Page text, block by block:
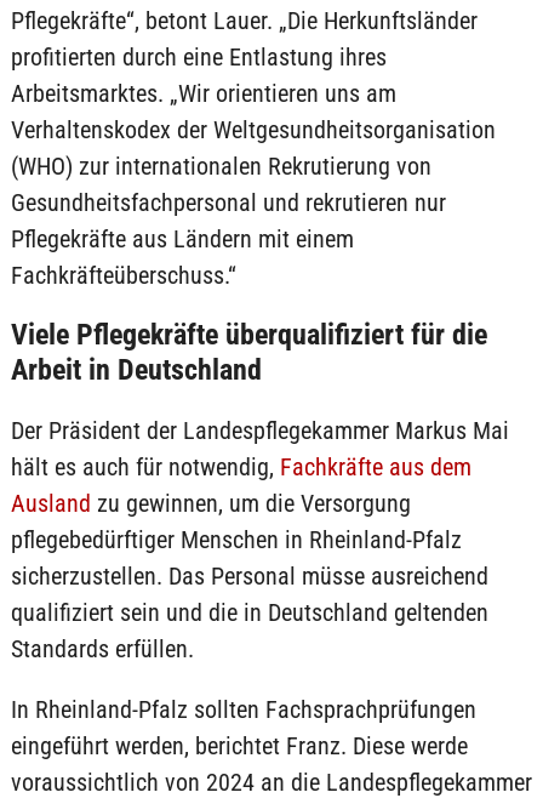
Pflegekräfte“, betont Lauer. „Die Herkunftsländer
profitierten durch eine Entlastung ihres
Arbeitsmarktes. „Wir orientieren uns am
Verhaltenskodex der Weltgesundheitsorganisation
(WHO) zur internationalen Rekrutierung von
Gesundheitsfachpersonal und rekrutieren nur
Pflegekräfte aus Ländern mit einem
Fachkräfteüberschuss.“
Viele Pflegekräfte überqualifiziert für die
Arbeit in Deutschland
Der Präsident der Landespflegekammer Markus Mai
hält es auch für notwendig, Fachkräfte aus dem
Ausland zu gewinnen, um die Versorgung
pflegebedürftiger Menschen in Rheinland-Pfalz
sicherzustellen. Das Personal müsse ausreichend
qualifiziert sein und die in Deutschland geltenden
Standards erfüllen.
In Rheinland-Pfalz sollten Fachsprachprüfungen
eingeführt werden, berichtet Franz. Diese werde
voraussichtlich von 2024 an die Landespflegekammer